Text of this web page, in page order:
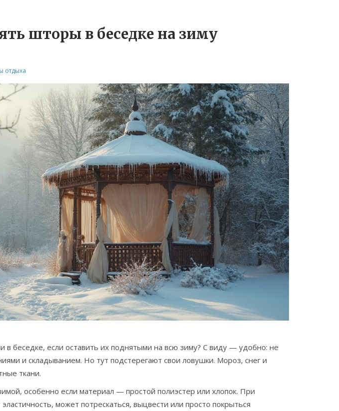
шторы в беседке на зиму
отдыха
в беседке, если оставить их поднятыми на всю зиму? С виду — удобно: не
и складыванием. Но тут подстерегают свои ловушки. Мороз, снег и
ткани.
особенно если материал — простой полиэстер или хлопок. При
может потрескаться, выцвести или просто покрыться